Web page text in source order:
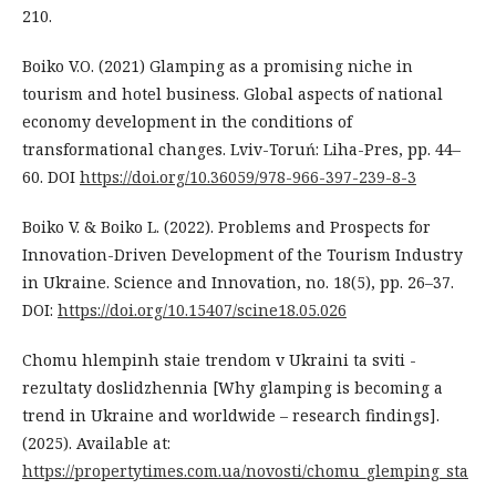
210.
Boiko V.O. (2021) Glamping as a promising niche in
tourism and hotel business. Global aspects of national
economy development in the conditions of
transformational changes. Lviv-Toruń: Liha-Pres, рр. 44–
60. DOI https://doi.org/10.36059/978-966-397-239-8-3
Boiko V. & Boiko L. (2022). Problems and Prospects for
Innovation-Driven Development of the Tourism Industry
in Ukraine. Science and Innovation, no. 18(5), pp. 26–37.
DOI: https://doi.org/10.15407/scine18.05.026
Chomu hlempinh staie trendom v Ukraini ta sviti -
rezultaty doslidzhennia [Why glamping is becoming a
trend in Ukraine and worldwide – research findings].
(2025). Available at:
https://propertytimes.com.ua/novosti/chomu_glemping_sta